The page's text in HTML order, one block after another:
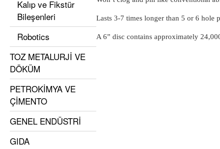
Lasts 3-7 times longer than 5 or 6 hole
A 6” disc contains approximately
Kalıp ve Fikstür
Bileşenleri
Robotics
TOZ METALURJİ VE
DÖKÜM
PETROKİMYA VE
ÇİMENTO
GENEL ENDÜSTRİ
GIDA